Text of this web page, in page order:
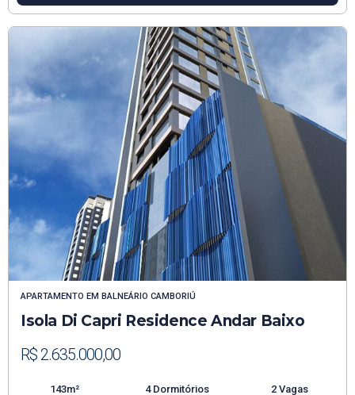
APARTAMENTO EM BALNEÁRIO CAMBORIÚ
Isola Di Capri Residence Andar Baixo
R$ 2.635.000,00
143m² 4 Dormitórios 2 Vagas